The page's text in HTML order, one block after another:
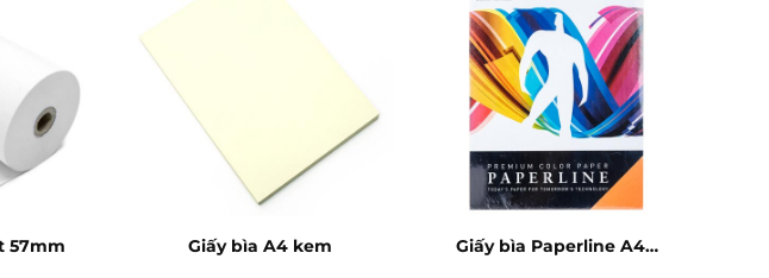
57mm Giấy bìa A4 kem
Giấy bìa Paperline A4